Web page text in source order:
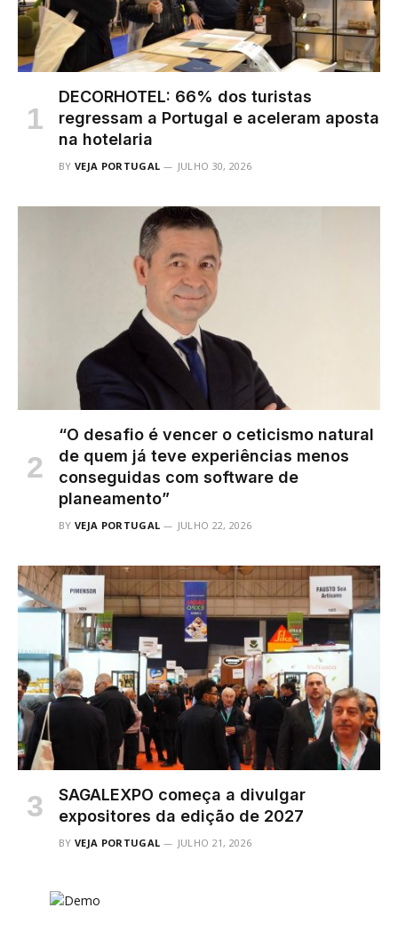
DECORHOTEL: 66% dos turistas
regressam a Portugal e aceleram aposta
na hotelaria
BY VEJA PORTUGAL JULHO 30, 2026
“O desafio é vencer o ceticismo natural
de quem já teve experiências menos
conseguidas com software de
planeamento”
BY VEJA PORTUGAL JULHO 22, 2026
SAGALEXPO começa a divulgar
expositores da edição de 2027
BY VEJA PORTUGAL JULHO 21, 2026